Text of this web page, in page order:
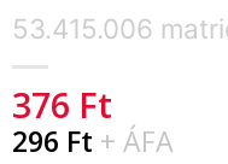
53.415.006
376 Ft
296 Ft + ÁFA